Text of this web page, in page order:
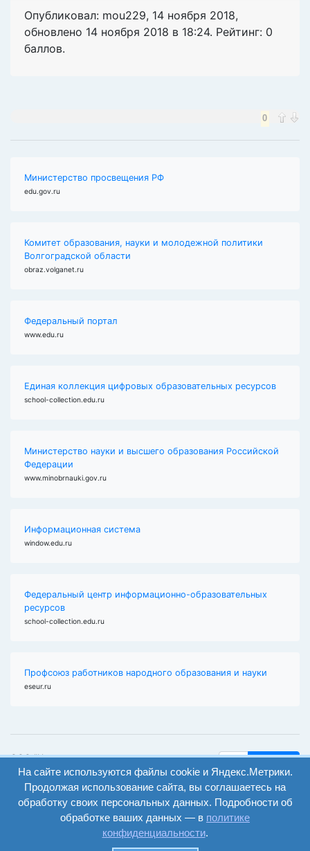
Опубликовал: mou229, 14 ноября 2018,
обновлено 14 ноября 2018 в 18:24. Рейтинг: 0
баллов.
0
Министерство просвещения РФ
edu.gov.ru
Комитет образования, науки и молодежной политики
Волгоградской области
obraz.volganet.ru
Федеральный портал
www.edu.ru
Единая коллекция цифровых образовательных ресурсов
school-collection.edu.ru
Министерство науки и высшего образования Российской
Федерации
www.minobrnauki.gov.ru
Информационная система
window.edu.ru
Федеральный центр информационно-образовательных
ресурсов
school-collection.edu.ru
Профсоюз работников народного образования и науки
eseur.ru
ООО "Центр
образования и
консалтинга"
Волгоград 2008-
2026
вход
регистрация
Найти
Версия
сайта для
слабовидящих
На сайте используются файлы cookie и Яндекс.Метрики.
Продолжая использование сайта, вы соглашаетесь на
обработку своих персональных данных. Подробности об
обработке ваших данных — в политике
конфиденциальности.